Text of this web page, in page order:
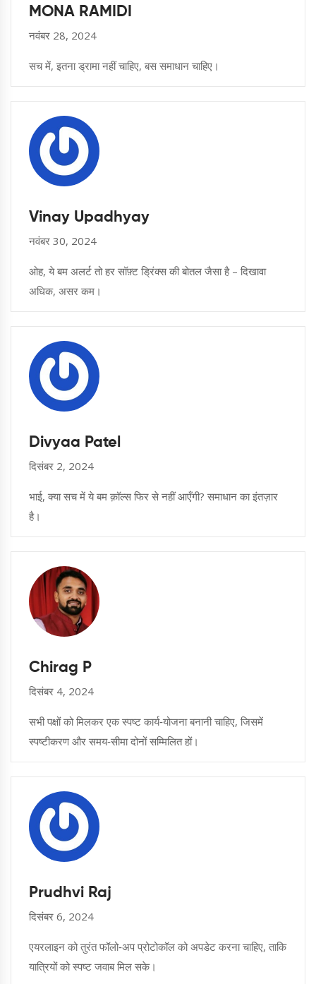
MONA RAMIDI
नवंबर 28, 2024
सच में, इतना ड्रामा नहीं चाहिए, बस समाधान चाहिए।
Vinay Upadhyay
नवंबर 30, 2024
ओह, ये बम अलर्ट तो हर सॉफ़्ट ड्रिंक्स की बोतल जैसा है – दिखावा
अधिक, असर कम।
Divyaa Patel
दिसंबर 2, 2024
भाई, क्या सच में ये बम क़ॉल्स फिर से नहीं आएँगी? समाधान का इंतज़ार
है।
Chirag P
दिसंबर 4, 2024
सभी पक्षों को मिलकर एक स्पष्ट कार्य‑योजना बनानी चाहिए, जिसमें
स्पष्टीकरण और समय‑सीमा दोनों सम्मिलित हों।
Prudhvi Raj
दिसंबर 6, 2024
एयरलाइन को तुरंत फॉलो‑अप प्रोटोकॉल को अपडेट करना चाहिए, ताकि
यात्रियों को स्पष्ट जवाब मिल सके।